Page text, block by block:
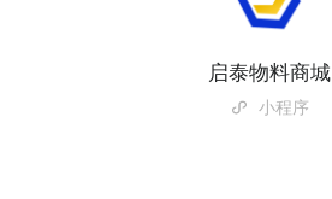
启泰物料商城
小程序